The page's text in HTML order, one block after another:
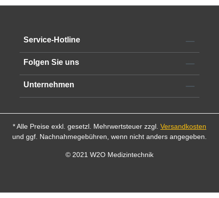
Service-Hotline
Folgen Sie uns
Unternehmen
* Alle Preise exkl. gesetzl. Mehrwertsteuer zzgl. Versandkosten
und ggf. Nachnahmegebühren, wenn nicht anders angegeben.
© 2021 W2O Medizintechnik